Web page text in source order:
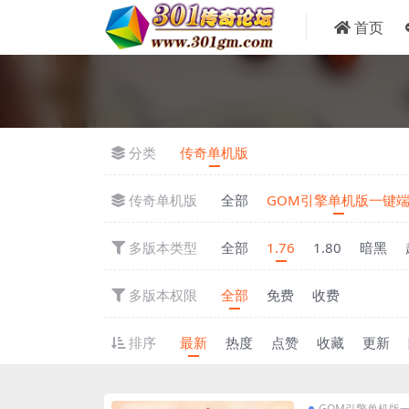
首页
分类 传奇单机版
传奇单机版 全部 GOM引擎单机版一键端
多版本类型 全部 1.76 1.80 暗黑
多版本权限 全部 免费 收费
排序 最新 热度 点赞 收藏 更新